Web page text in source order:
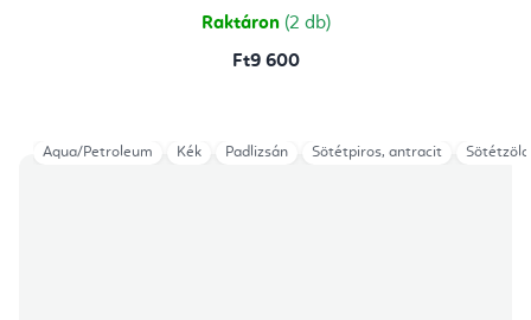
csillag.
Raktáron (2 db)
Ft9 600
Aqua/Petroleum Kék Padlizsán Sötétpiros, antracit Sötétzöld